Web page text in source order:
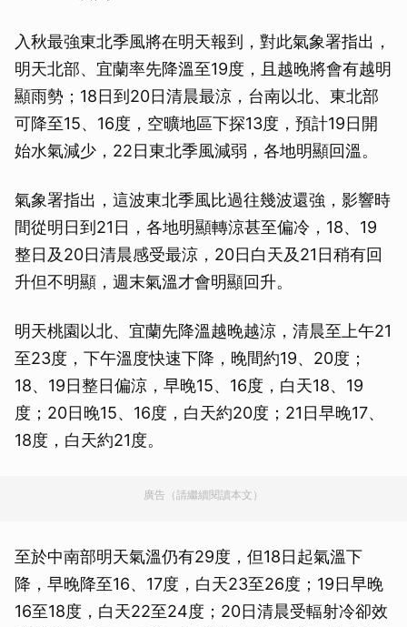
入秋最強東北季風將在明天報到，對此氣象署指出，
明天北部、宜蘭率先降溫至19度，且越晚將會有越明
顯雨勢；18日到20日清晨最涼，台南以北、東北部
可降至15、16度，空曠地區下探13度，預計19日開
始水氣減少，22日東北季風減弱，各地明顯回溫。
氣象署指出，這波東北季風比過往幾波還強，影響時
間從明日到21日，各地明顯轉涼甚至偏冷，18、19
整日及20日清晨感受最涼，20日白天及21日稍有回
升但不明顯，週末氣溫才會明顯回升。
明天桃園以北、宜蘭先降溫越晚越涼，清晨至上午21
至23度，下午溫度快速下降，晚間約19、20度；
18、19日整日偏涼，早晚15、16度，白天18、19
度；20日晚15、16度，白天約20度；21日早晚17、
18度，白天約21度。
廣告（請繼續閱讀本文）
至於中南部明天氣溫仍有29度，但18日起氣溫下
降，早晚降至16、17度，白天23至26度；19日早晚
16至18度，白天22至24度；20日清晨受輻射冷卻效